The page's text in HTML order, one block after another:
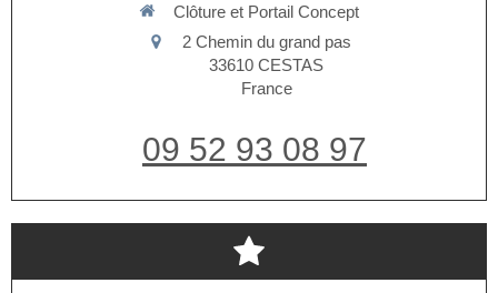
Clôture et Portail Concept
2 Chemin du grand pas
33610 CESTAS
France
09 52 93 08 97